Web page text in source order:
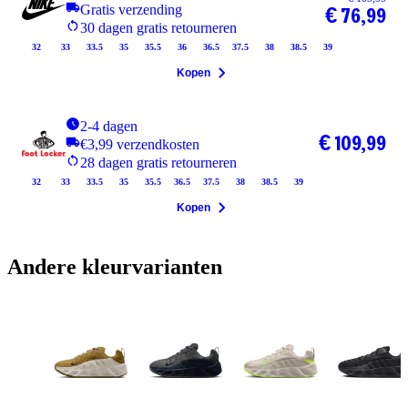
Gratis verzending
30 dagen gratis retourneren
32 33 33.5 35 35.5 36 36.5 37.5 38 38.5 39
€ 76,99
Kopen
2-4 dagen
€3,99 verzendkosten
28 dagen gratis retourneren
32 33 33.5 35 35.5 36.5 37.5 38 38.5 39
€ 109,99
Kopen
Andere kleurvarianten